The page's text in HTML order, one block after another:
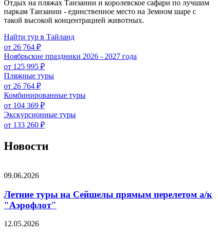
Отдых на пляжах Танзании и королевское сафари по лучшим
паркам Танзании - единственное место на Земном шаре с
такой высокой концентрацией животных.
Найти тур в Тайланд
от 26 764 ₽
Ноябрьские праздники 2026 - 2027 года
от 125 995 ₽
Пляжные туры
от 26 764 ₽
Комбинированные туры
от 104 369 ₽
Экскурсионные туры
от 133 260 ₽
Новости
09.06.2026
Летние туры на Сейшелы прямым перелетом а/к
"Аэрофлот"
12.05.2026